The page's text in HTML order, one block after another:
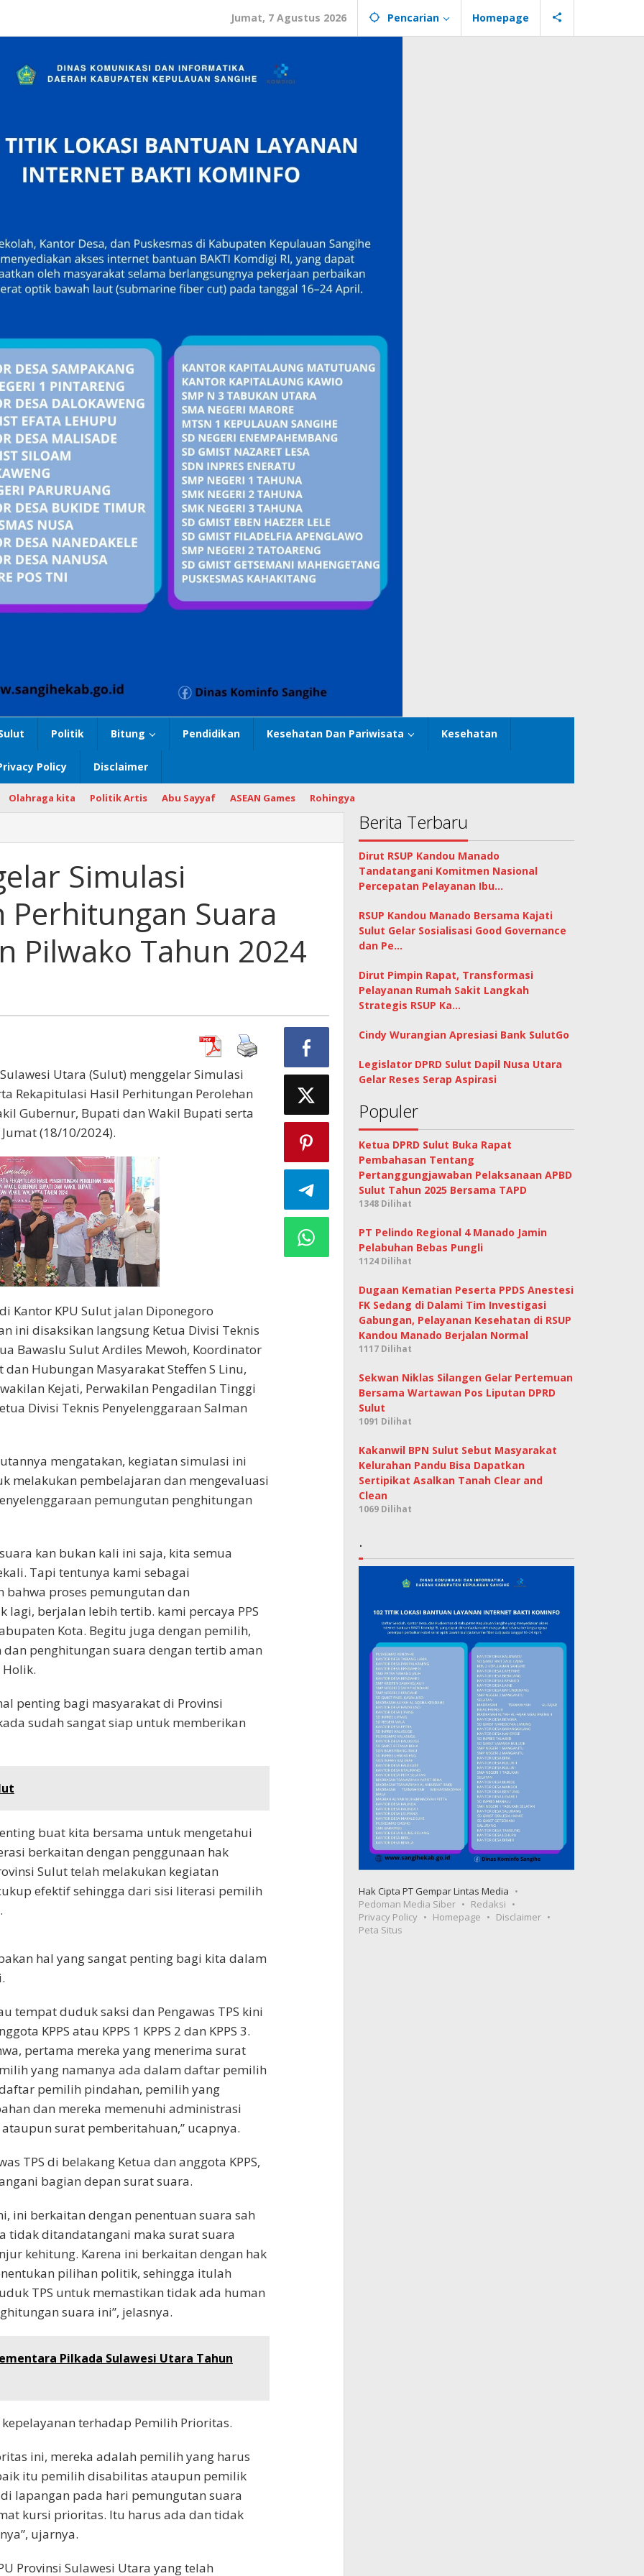
Jumat, 7 Agustus 2026 Pencarian Homepage
Politik Bitung Pendidikan Kesehatan Dan Pariwisata Kesehatan
Policy Disclaimer
Olahraga kita Politik Artis Abu Sayyaf ASEAN Games Rohingya
Simulasi
Suara
Pilwako Tahun 2024
Utara (Sulut) menggelar Simulasi
Rekapitulasi Hasil Perhitungan Perolehan
Gubernur, Bupati dan Wakil Bupati serta
(18/10/2024).
Kantor KPU Sulut jalan Diponegoro
ini disaksikan langsung Ketua Divisi Teknis
Bawaslu Sulut Ardiles Mewoh, Koordinator
Hubungan Masyarakat Steffen S Linu,
Kejati, Perwakilan Pengadilan Tinggi
Divisi Teknis Penyelenggaraan Salman
mengatakan, kegiatan simulasi ini
melakukan pembelajaran dan mengevaluasi
pemungutan penghitungan
kan bukan kali ini saja, kita semua
Tapi tentunya kami sebagai
bahwa proses pemungutan dan
berjalan lebih tertib. kami percaya PPS
Kota. Begitu juga dengan pemilih,
penghitungan suara dengan tertib aman
penting bagi masyarakat di Provinsi
sudah sangat siap untuk memberikan
buat kita bersama untuk mengetahui
berkaitan dengan penggunaan hak
Sulut telah melakukan kegiatan
efektif sehingga dari sisi literasi pemilih
hal yang sangat penting bagi kita dalam
tempat duduk saksi dan Pengawas TPS kini
KPPS atau KPPS 1 KPPS 2 dan KPPS 3.
pertama mereka yang menerima surat
yang namanya ada dalam daftar pemilih
pemilih pindahan, pemilih yang
dan mereka memenuhi administrasi
surat pemberitahuan,” ucapnya.
TPS di belakang Ketua dan anggota KPPS,
bagian depan surat suara.
ini berkaitan dengan penentuan suara sah
tidak ditandatangani maka surat suara
kehitung. Karena ini berkaitan dengan hak
pilihan politik, sehingga itulah
TPS untuk memastikan tidak ada human
suara ini”, jelasnya.
Pilkada Sulawesi Utara Tahun
terhadap Pemilih Prioritas.
ini, mereka adalah pemilih yang harus
itu pemilih disabilitas ataupun pemilik
lapangan pada hari pemungutan suara
kursi prioritas. Itu harus ada dan tidak
ujarnya.
Provinsi Sulawesi Utara yang telah
Berita Terbaru
Dirut RSUP Kandou Manado
Tandatangani Komitmen Nasional
Percepatan Pelayanan Ibu…
RSUP Kandou Manado Bersama Kajati
Sulut Gelar Sosialisasi Good Governance
dan Pe…
Dirut Pimpin Rapat, Transformasi
Pelayanan Rumah Sakit Langkah
Strategis RSUP Ka…
Cindy Wurangian Apresiasi Bank SulutGo
Legislator DPRD Sulut Dapil Nusa Utara
Gelar Reses Serap Aspirasi
Populer
Ketua DPRD Sulut Buka Rapat
Pembahasan Tentang
Pertanggungjawaban Pelaksanaan APBD
Sulut Tahun 2025 Bersama TAPD
1348 Dilihat
PT Pelindo Regional 4 Manado Jamin
Pelabuhan Bebas Pungli
1124 Dilihat
Dugaan Kematian Peserta PPDS Anestesi
FK Sedang di Dalami Tim Investigasi
Gabungan, Pelayanan Kesehatan di RSUP
Kandou Manado Berjalan Normal
1117 Dilihat
Sekwan Niklas Silangen Gelar Pertemuan
Bersama Wartawan Pos Liputan DPRD
Sulut
1091 Dilihat
Kakanwil BPN Sulut Sebut Masyarakat
Kelurahan Pandu Bisa Dapatkan
Sertipikat Asalkan Tanah Clear and
Clean
1069 Dilihat
.
Hak Cipta PT Gempar Lintas Media
Pedoman Media Siber
Redaksi
Privacy Policy
Homepage
Disclaimer
Peta Situs